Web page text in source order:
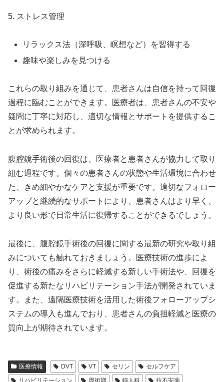
5. ストレス管理
リラックス法（深呼吸、瞑想など）を習得する
趣味や楽しみを見つける
これらの取り組みを通じて、患者さんは自信を持って回復
過程に臨むことができます。医療者は、患者さんの不安や
疑問に丁寧に対応し、適切な情報とサポートを提供するこ
とが求められます。
腹腔鏡手術後の回復は、医療者と患者さんが協力して取り
組む過程です。個々の患者さんの状態や生活環境に合わせ
た、きめ細やかなケアと支援が重要です。適切なフォロー
アップと継続的なサポートにより、患者さんはより早く、
より良い形で日常生活に復帰することができるでしょう。
最後に、腹腔鏡手術後の回復に関する最新の研究や取り組
みについても触れておきましょう。医療技術の進歩によ
り、術後の痛みをさらに軽減する新しい手術法や、回復を
促進する新たなリハビリテーション手法が開発されていま
す。また、遠隔医療技術を活用した術後フォローアップシ
ステムの導入も進んでおり、患者さんの負担軽減と医療の
質向上が期待されています。
医療情報 DVT VT セリン
セルフケア
リハビリテーション
周術期 婦人科
抗不安薬